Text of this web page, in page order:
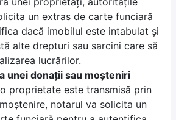
un extras de carte funciară
dacă imobilul este intabulat și
alte drepturi sau sarcini care să
lucrărilor.
unei donații sau moșteniri
proprietate este transmisă prin
notarul va solicita un